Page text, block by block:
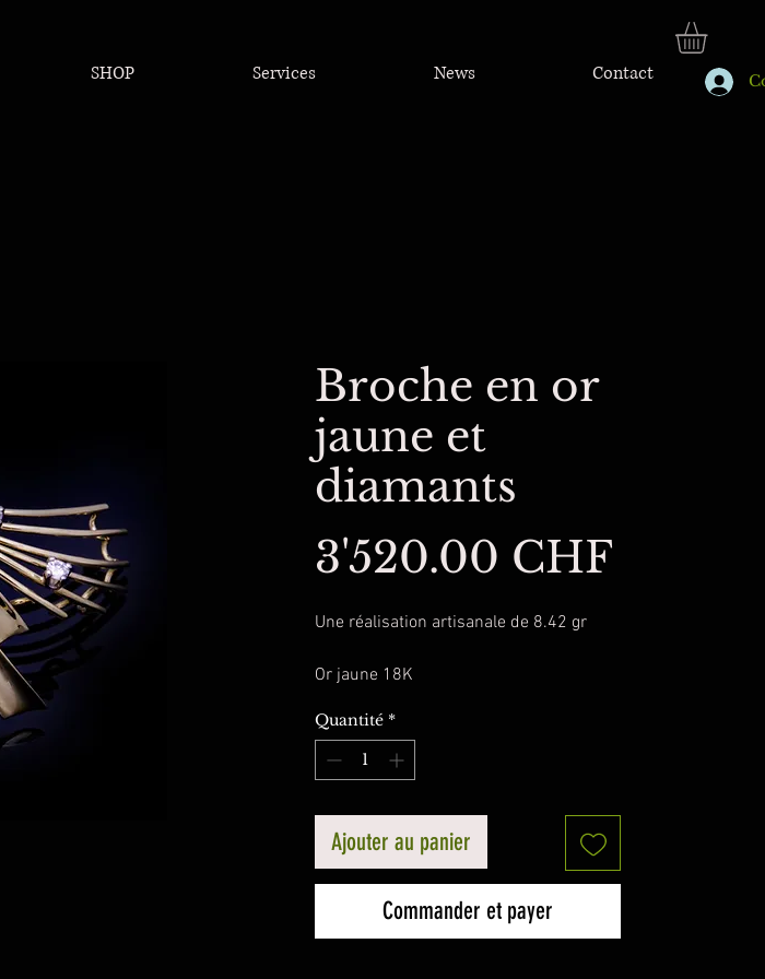
SHOP Services News Contact
Broche en or
jaune et
diamants
3'520.00 CHF
Une réalisation artisanale de 8.42 gr
Or jaune 18K
8 diamants diamètre 1.9-2.0 ct. Vvs-Vs
Prix à neuf : 4'400 chf
Intéressez, contactez
bijouterie@goedecke.ch
026 321 11 20
Quantité *
Ajouter au panier
Commander et payer